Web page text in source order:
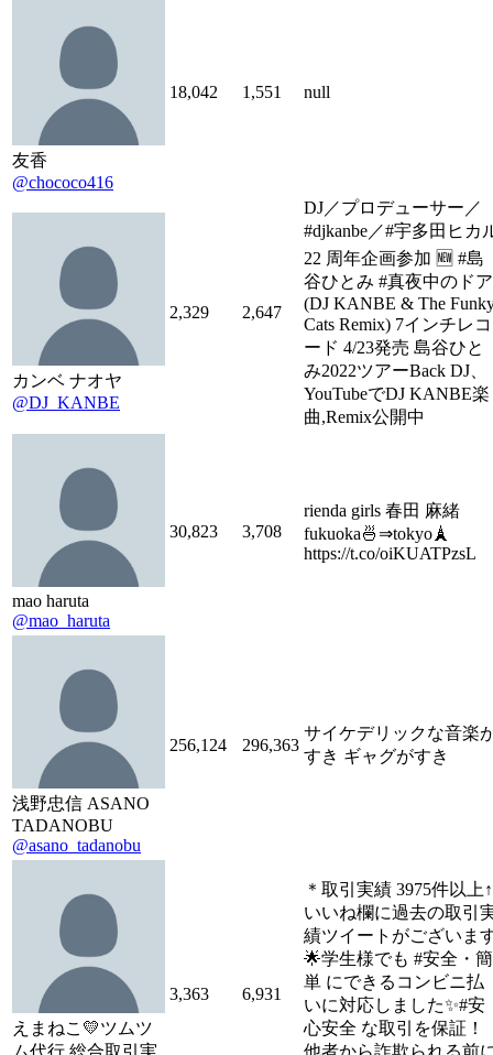
友香
@chococo416
18,042 1,551 null
カンベ ナオヤ
@DJ_KANBE
2,329 2,647
DJ／プロデューサー／
#djkanbe／#宇多田ヒカ
22 周年企画参加 🆕 #島
谷ひとみ #真夜中のドア
(DJ KANBE & The
Cats Remix) 7インチレコ
ード 4/23発売 島谷ひと
み2022ツアーBack DJ、
YouTubeでDJ KANBE楽
曲,Remix公開中
mao haruta
@mao_haruta
30,823 3,708
rienda girls 春田 麻緒
fukuoka🍜⇒tokyo🗼
https://t.co/oiKUATPzsL
浅野忠信 ASANO
TADANOBU
@asano_tadanobu
256,124 296,363
サイケデリックな音楽
すき ギャグがすき
えまねこ💛ツムツ
ム代行 総合取引実
3,363 6,931
＊取引実績 3975件以上↑
いいね欄に過去の取引
績ツイートがございま
🌟学生様でも #安全・簡
単 にできるコンビニ払
いに対応しました✨#安
心安全 な取引を保証！
他者から詐欺られる前